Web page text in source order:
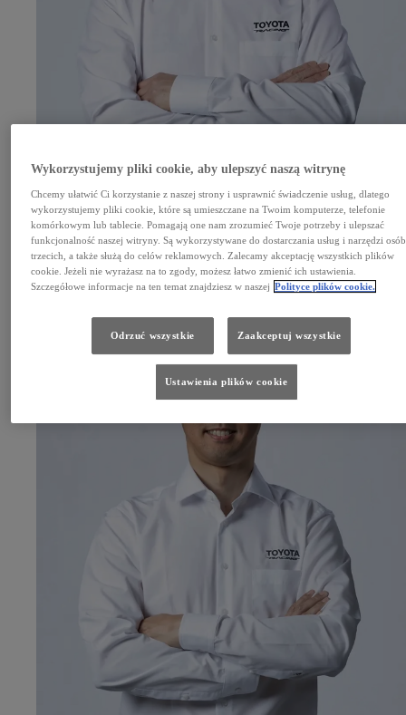
Kamui Kobayashi
Dyrektor zespołu i kierowca
Wykorzystujemy pliki cookie, aby ulepszyć naszą witrynę
Chcemy ułatwić Ci korzystanie z naszej strony i usprawnić świadczenie usług, dlatego
wykorzystujemy pliki cookie, które są umieszczane na Twoim komputerze, telefonie
komórkowym lub tablecie. Pomagają one nam zrozumieć Twoje potrzeby i ulepszać
funkcjonalność naszej witryny. Są wykorzystywane do dostarczania usług i narzędzi osób
trzecich, a także służą do celów reklamowych. Zalecamy akceptację wszystkich plików
cookie. Jeżeli nie wyrażasz na to zgody, możesz łatwo zmienić ich ustawienia.
Szczegółowe informacje na ten temat znajdziesz w naszej Polityce plików cookie.
Odrzuć wszystkie Zaakceptuj wszystkie
Ustawienia plików cookie